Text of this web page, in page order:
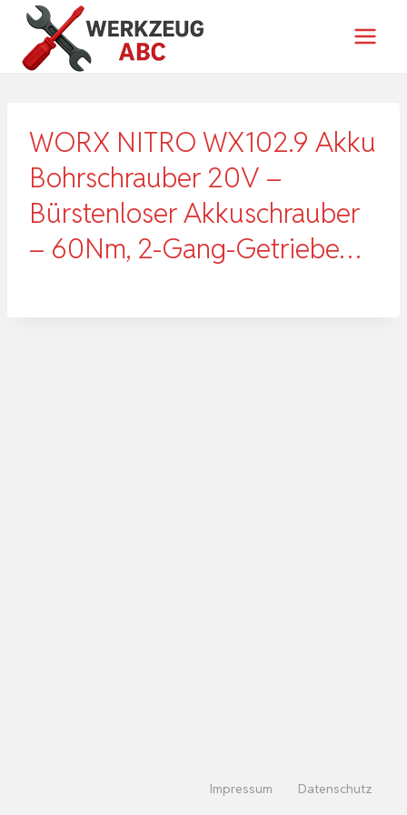
Zum
Inhalt
springen
WORX NITRO WX102.9 Akku
Bohrschrauber 20V –
Bürstenloser Akkuschrauber
– 60Nm, 2-Gang-Getriebe…
Impressum Datenschutz